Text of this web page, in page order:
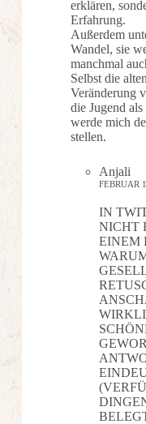
erklären,
Erfahrung.
Außerdem
Wandel, sie
manchmal
Selbst die
Veränderung
die Jugend
werde mich
stellen.
Anjali
FEBRUAR
IN
NICHT
EINEM